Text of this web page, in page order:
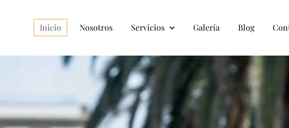
Inicio Nosotros Servicios Galería Blog